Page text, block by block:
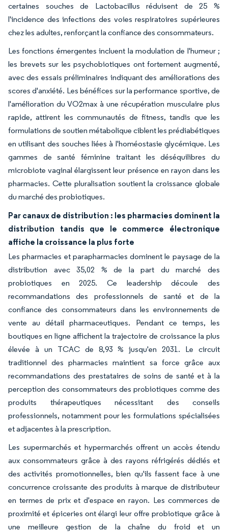
certaines souches de Lactobacillus réduisent de 25 %
l'incidence des infections des voies respiratoires supérieures
chez les adultes, renforçant la confiance des consommateurs.
Les fonctions émergentes incluent la modulation de l'humeur ;
les brevets sur les psychobiotiques ont fortement augmenté,
avec des essais préliminaires indiquant des améliorations des
scores d'anxiété. Les bénéfices sur la performance sportive, de
l'amélioration du VO2max à une récupération musculaire plus
rapide, attirent les communautés de fitness, tandis que les
formulations de soutien métabolique ciblent les prédiabétiques
en utilisant des souches liées à l'homéostasie glycémique. Les
gammes de santé féminine traitant les déséquilibres du
microbiote vaginal élargissent leur présence en rayon dans les
pharmacies. Cette pluralisation soutient la croissance globale
du marché des probiotiques.
Par canaux de distribution : les pharmacies dominent la
distribution tandis que le commerce électronique
affiche la croissance la plus forte
Les pharmacies et parapharmacies dominent le paysage de la
distribution avec 35,02 % de la part du marché des
probiotiques en 2025. Ce leadership découle des
recommandations des professionnels de santé et de la
confiance des consommateurs dans les environnements de
vente au détail pharmaceutiques. Pendant ce temps, les
boutiques en ligne affichent la trajectoire de croissance la plus
élevée à un TCAC de 8,93 % jusqu'en 2031. Le circuit
traditionnel des pharmacies maintient sa force grâce aux
recommandations des prestataires de soins de santé et à la
perception des consommateurs des probiotiques comme des
produits thérapeutiques nécessitant des conseils
professionnels, notamment pour les formulations spécialisées
et adjacentes à la prescription.
Les supermarchés et hypermarchés offrent un accès étendu
aux consommateurs grâce à des rayons réfrigérés dédiés et
des activités promotionnelles, bien qu'ils fassent face à une
concurrence croissante des produits à marque de distributeur
en termes de prix et d'espace en rayon. Les commerces de
proximité et épiceries ont élargi leur offre probiotique grâce à
une meilleure gestion de la chaîne du froid et un